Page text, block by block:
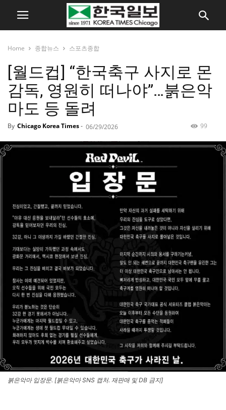
Home 종합뉴스 스포츠종합
[월드컵] “한국축구 사지로 몬
감독, 영원히 떠나야”…붉은악
마도 등 돌려
By Chicago Korea Times- 06/29/2026 99
붉은악마 입장문. [붉은악마 SNS 캡처. 재판매 및 DB 금지]